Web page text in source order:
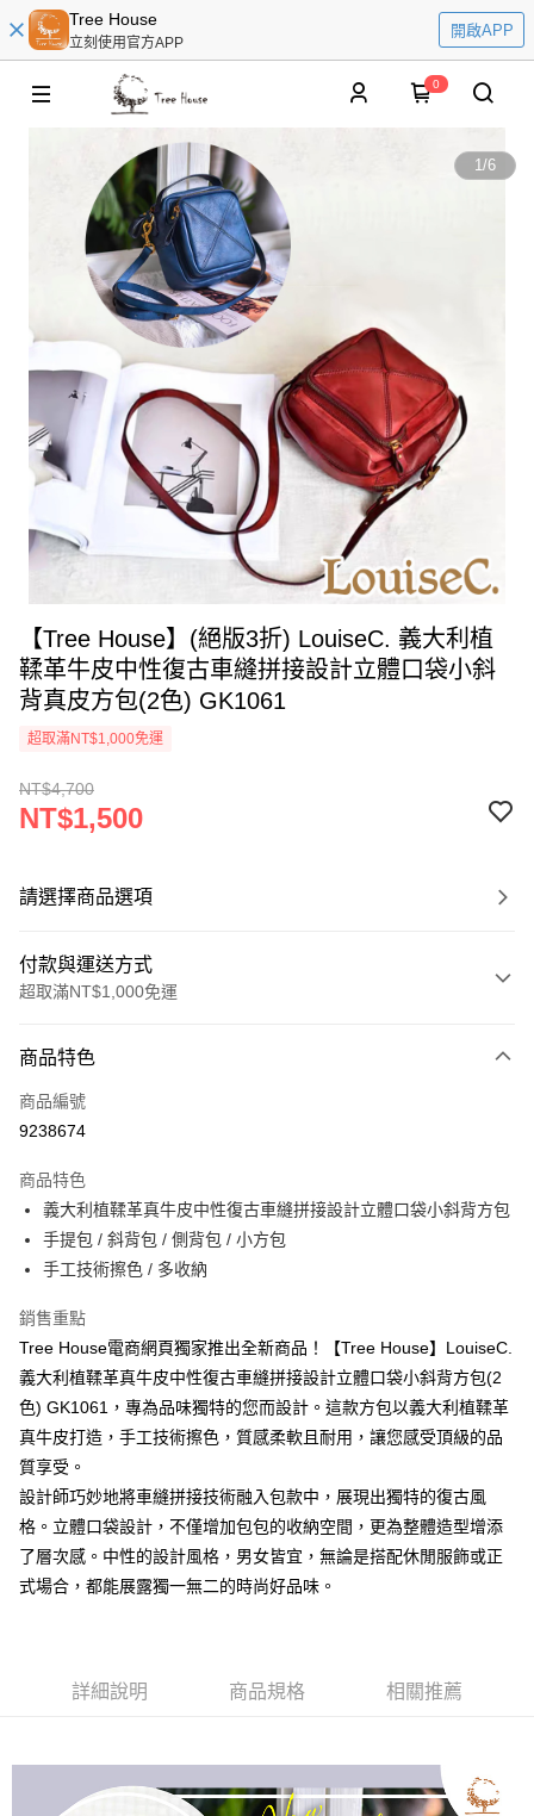
Tree House
立刻使用官方APP
開啟APP
0
1/6
【Tree House】(絕版3折) LouiseC. 義大利植
鞣革牛皮中性復古車縫拼接設計立體口袋小斜
背真皮方包(2色) GK1061
超取滿NT$1,000免運
NT$4,700
NT$1,500
請選擇商品選項
付款與運送方式
超取滿NT$1,000免運
信用卡一次付款
信用卡分期付款
合作金庫商業銀行
華南商業銀行
彰化商業銀行
上海商業儲蓄銀行
國泰世華商業銀行
匯豐（台灣）商業銀行
聯邦商業銀行
遠東國際商業銀行
元大商業銀行
永豐商業銀行
台新國際商業銀行
中國信託商業銀行
台灣樂天信用卡公司
6 期 0 利率 每期
華南商業銀行
上海商業儲蓄銀行
臺灣中小企業銀行
匯豐（台灣）商業銀行
華泰商業銀行
聯邦商業銀行
遠東國際商業銀行
元大商業銀行
永豐商業銀行
玉山商業銀行
星展（台灣）商業銀行
台灣樂天信用卡公司
超商取貨付款
Apple Pay
悠遊付
Google Pay
ATM付款
運送方式
全家取貨付款
每筆NT$60，滿NT$1,000(含以上)免運費
付款後全家取貨
每筆NT$60，滿NT$1,000(含以上)免運費
每筆NT$60，滿NT$1,000(含以上)免運費
商品特色
商品編號
9238674
商品特色
義大利植鞣革真牛皮中性復古車縫拼接設計立體口袋小斜背方包
手提包 / 斜背包 / 側背包 / 小方包
手工技術擦色 / 多收納
銷售重點
Tree House電商網頁獨家推出全新商品！【Tree House】LouiseC.
義大利植鞣革真牛皮中性復古車縫拼接設計立體口袋小斜背方包(2
色) GK1061，專為品味獨特的您而設計。這款方包以義大利植鞣革
真牛皮打造，手工技術擦色，質感柔軟且耐用，讓您感受頂級的品
質享受。
設計師巧妙地將車縫拼接技術融入包款中，展現出獨特的復古風
格。立體口袋設計，不僅增加包包的收納空間，更為整體造型增添
了層次感。中性的設計風格，男女皆宜，無論是搭配休閒服飾或正
式場合，都能展露獨一無二的時尚好品味。
詳細說明 商品規格 相關推薦